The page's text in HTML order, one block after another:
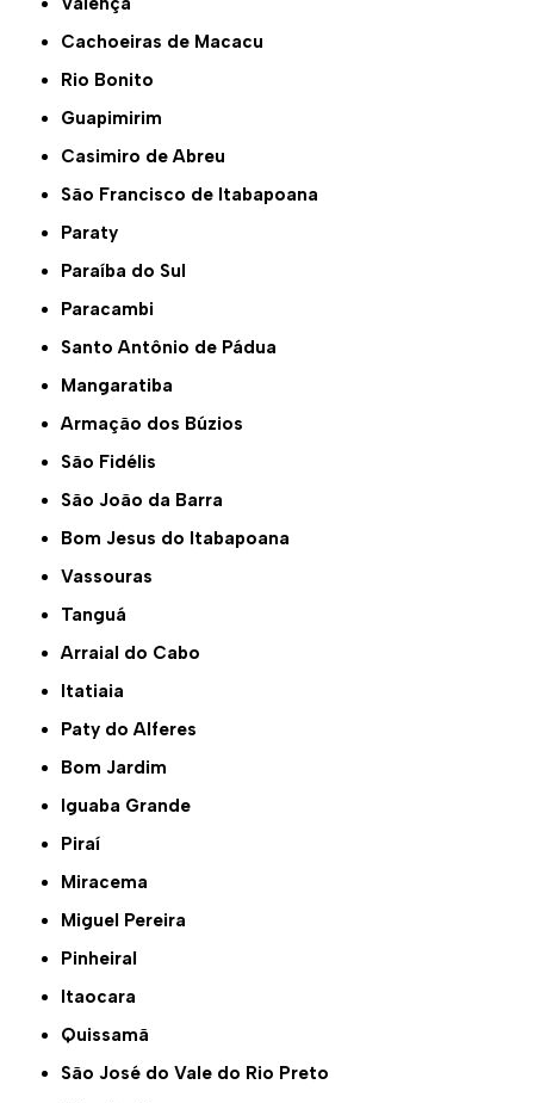
Cachoeiras de Macacu
Rio Bonito
Guapimirim
Casimiro de Abreu
São Francisco de Itabapoana
Paraty
Paraíba do Sul
Paracambi
Santo Antônio de Pádua
Mangaratiba
Armação dos Búzios
São Fidélis
São João da Barra
Bom Jesus do Itabapoana
Vassouras
Tanguá
Arraial do Cabo
Itatiaia
Paty do Alferes
Bom Jardim
Iguaba Grande
Piraí
Miracema
Miguel Pereira
Pinheiral
Itaocara
Quissamã
São José do Vale do Rio Preto